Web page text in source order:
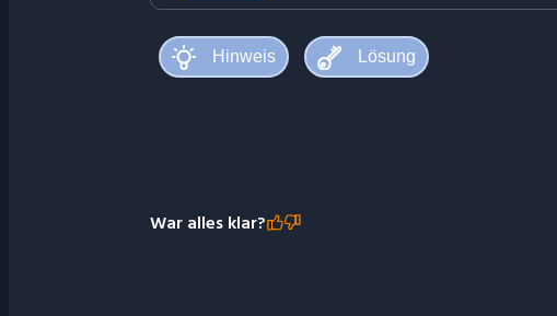
War alles klar?